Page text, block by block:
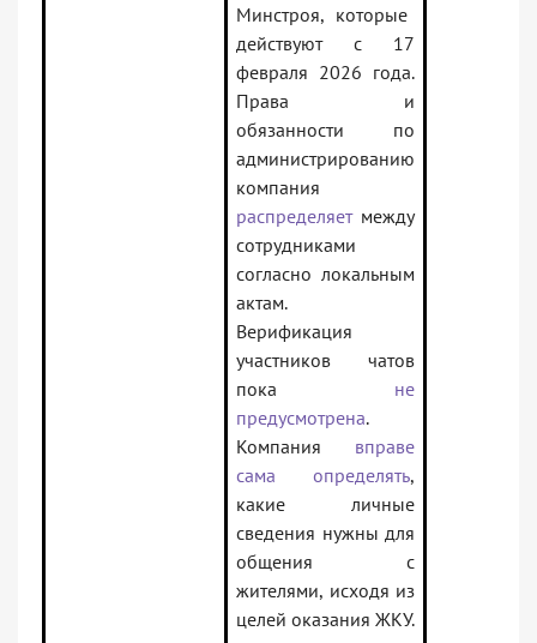
Минстроя, которые
действуют с 17
февраля 2026 года.
Права и
обязанности по
администрированию
компания
распределяетмежду
сотрудниками
согласно локальным
актам.
Верификация
участников чатов
пока не
предусмотрена.
Компания вправе
сама определять,
какие личные
сведения нужны для
общения с
жителями, исходя из
целей оказания ЖКУ.